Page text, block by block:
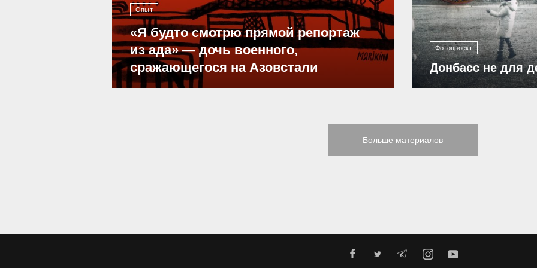
Опыт
«Я будто смотрю прямой репортаж
из ада» — дочь военного,
сражающегося на Азовстали
Фотопроект
Донбасс не для
Больше материалов